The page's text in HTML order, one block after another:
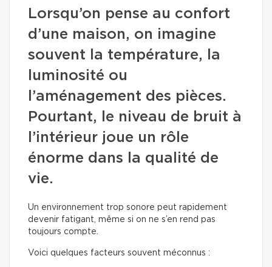
Lorsqu’on pense au confort
d’une maison, on imagine
souvent la température, la
luminosité ou
l’aménagement des pièces.
Pourtant, le niveau de bruit à
l’intérieur joue un rôle
énorme dans la qualité de
vie.
Un environnement trop sonore peut rapidement
devenir fatigant, même si on ne s’en rend pas
toujours compte.
Voici quelques facteurs souvent méconnus :